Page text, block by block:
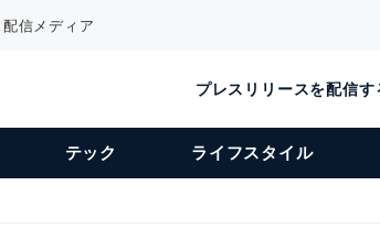
信メディア
プレスリリースを配信す
テック ライフスタイル